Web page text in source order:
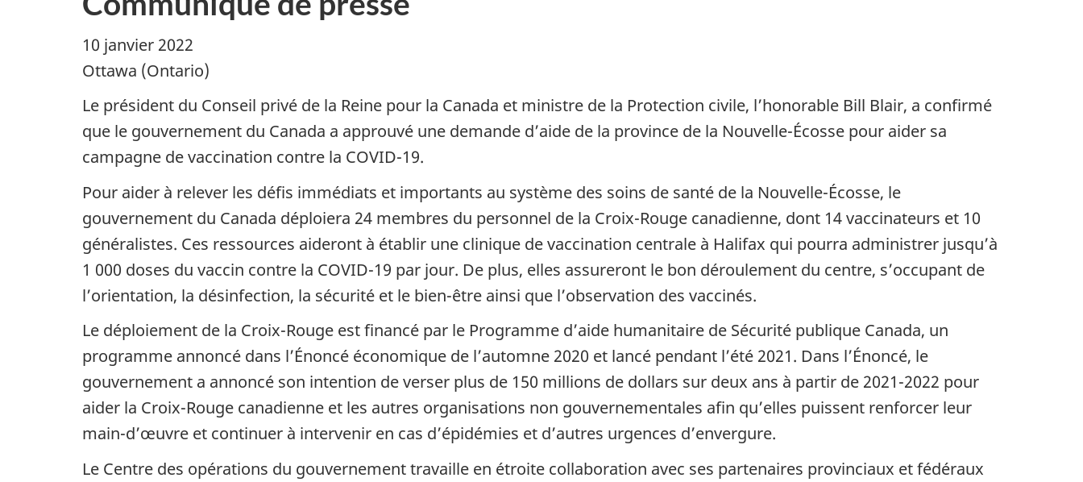
10 janvier 2022
Ottawa (Ontario)
Le président du Conseil privé de la Reine pour la Canada et ministre de la Protection civile, l’honorable Bill Blair, a confirmé
que le gouvernement du Canada a approuvé une demande d’aide de la province de la Nouvelle-Écosse pour aider sa
campagne de vaccination contre la COVID-19.
Pour aider à relever les défis immédiats et importants au système des soins de santé de la Nouvelle-Écosse, le
gouvernement du Canada déploiera 24 membres du personnel de la Croix-Rouge canadienne, dont 14 vaccinateurs et 10
généralistes. Ces ressources aideront à établir une clinique de vaccination centrale à Halifax qui pourra administrer jusqu’à
1 000 doses du vaccin contre la COVID-19 par jour. De plus, elles assureront le bon déroulement du centre, s’occupant de
l’orientation, la désinfection, la sécurité et le bien-être ainsi que l’observation des vaccinés.
Le déploiement de la Croix-Rouge est financé par le Programme d’aide humanitaire de Sécurité publique Canada, un
programme annoncé dans l’Énoncé économique de l’automne 2020 et lancé pendant l’été 2021. Dans l’Énoncé, le
gouvernement a annoncé son intention de verser plus de 150 millions de dollars sur deux ans à partir de 2021-2022 pour
aider la Croix-Rouge canadienne et les autres organisations non gouvernementales afin qu’elles puissent renforcer leur
main-d’œuvre et continuer à intervenir en cas d’épidémies et d’autres urgences d’envergure.
Le Centre des opérations du gouvernement travaille en étroite collaboration avec ses partenaires provinciaux et fédéraux